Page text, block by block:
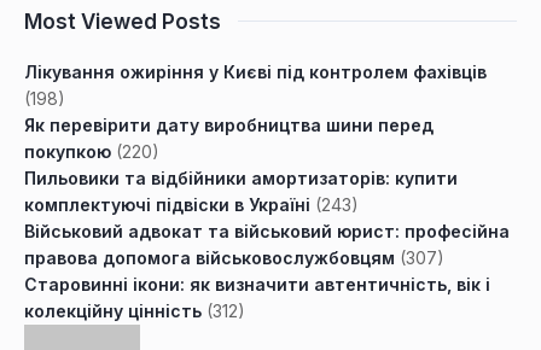
Most Viewed Posts
Лікування ожиріння у Києві під контролем фахівців
(198)
Як перевірити дату виробництва шини перед
покупкою (220)
Пильовики та відбійники амортизаторів: купити
комплектуючі підвіски в Україні (243)
Військовий адвокат та військовий юрист: професійна
правова допомога військовослужбовцям (307)
Старовинні ікони: як визначити автентичність, вік і
колекційну цінність (312)